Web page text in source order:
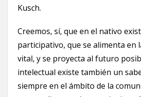
Kusch.
Creemos, sí, que en el nativo
participativo, que se alimenta en
vital, y se proyecta al futuro
intelectual existe también un
siempre en el ámbito de la